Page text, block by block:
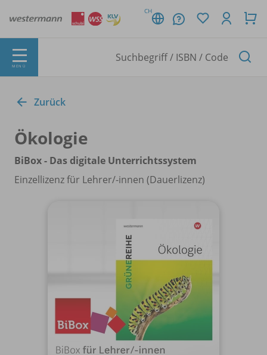
CH
MENÜ
Zurück
Ökologie
BiBox - Das digitale Unterrichtssystem
Einzellizenz für Lehrer/-innen (Dauerlizenz)